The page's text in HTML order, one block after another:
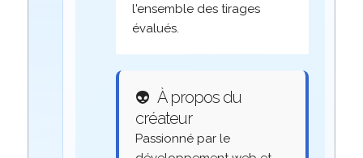
l'ensemble des tirages
évalués.
👽 À propos du
créateur
Passionné par le